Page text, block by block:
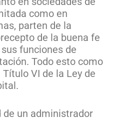
como en
parten de la
de la buena fe
funciones de
Todo esto como
VI de la Ley de
de un administrador